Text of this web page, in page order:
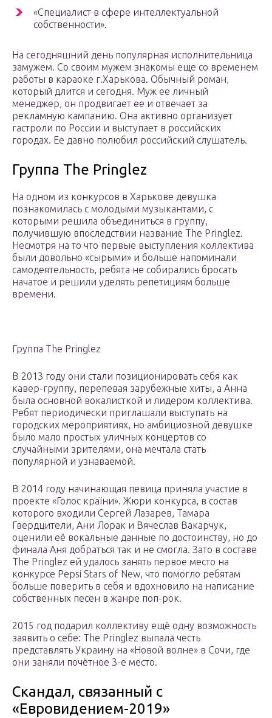
«Специалист в сфере интеллектуальной
собственности».
На сегодняшний день популярная исполнительница
замужем. Со своим мужем знакомы еще со временем
работы в караоке г.Харькова. Обычный роман,
который длится и сегодня. Муж ее личный
менеджер, он продвигает ее и отвечает за
рекламную кампанию. Она активно организует
гастроли по России и выступает в российских
городах. Ее давно полюбил российский слушатель.
Группа The Pringlez
На одном из конкурсов в Харькове девушка
познакомилась с молодыми музыкантами, с
которыми решила объединиться в группу,
получившую впоследствии название The Pringlez.
Несмотря на то что первые выступления коллектива
были довольно «сырыми» и больше напоминали
самодеятельность, ребята не собирались бросать
начатое и решили уделять репетициям больше
времени.
Группа The Pringlez
В 2013 году они стали позиционировать себя как
кавер-группу, перепевая зарубежные хиты, а Анна
была основной вокалисткой и лидером коллектива.
Ребят периодически приглашали выступать на
городских мероприятиях, но амбициозной девушке
было мало простых уличных концертов со
случайными зрителями, она мечтала стать
популярной и узнаваемой.
В 2014 году начинающая певица приняла участие в
проекте «Голос країни». Жюри конкурса, в состав
которого входили Сергей Лазарев, Тамара
Гвердцители, Ани Лорак и Вячеслав Вакарчук,
оценили её вокальные данные по достоинству, но до
финала Аня добраться так и не смогла. Зато в составе
The Pringlez ей удалось занять первое место на
конкурсе Pepsi Stars of New, что помогло ребятам
больше поверить в себя и вдохновило на написание
собственных песен в жанре поп-рок.
2015 год подарил коллективу ещё одну возможность
заявить о себе: The Pringlez выпала честь
представлять Украину на «Новой волне» в Сочи, где
они заняли почётное 3-е место.
Скандал, связанный с
«Евровидением-2019»